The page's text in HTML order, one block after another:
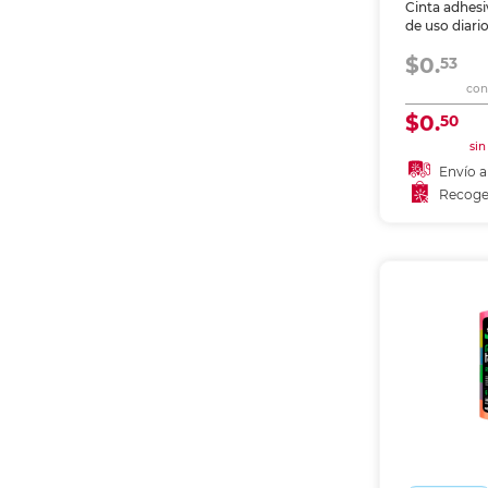
Etiquetas
Cinta
de uso
firme sobre
empaques.
$0.53
con
$0.50
sin
Envío